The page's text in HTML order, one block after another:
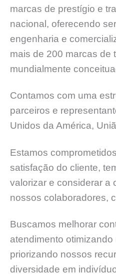
marcas de prestígio e
nacional, oferecendo
engenharia e
mais de 200 marcas de
mundialmente
Contamos com uma
parceiros e
Unidos da América,
Estamos
satisfação do cliente,
valorizar e considerar a
nossos colaboradores,
Buscamos melhorar
atendimento
priorizando nossos
diversidade em